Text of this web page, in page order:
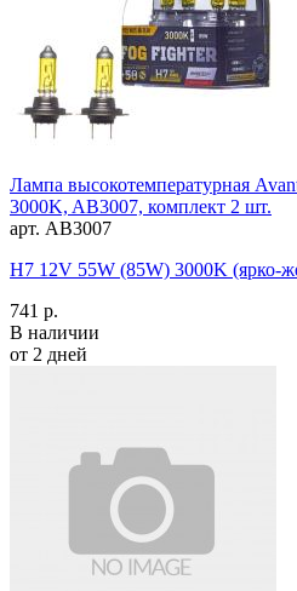
Лампа высокотемпературная
3000K, AB3007, комплект 2 шт.
арт. AB3007
H7 12V 55W (85W) 3000K (ярко-
741 р.
В наличии
от 2 дней